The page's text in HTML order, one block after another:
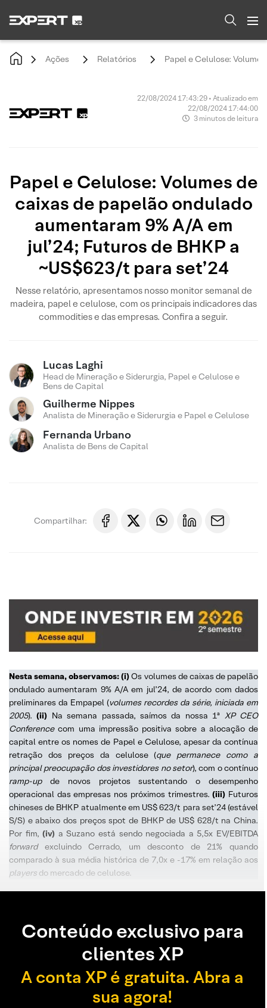
Ações Relatórios Papel e Celulose:
22/08/2024 17:43:29 • Atualizado em
22/08/2024 17:44:00
3 minutos de leitura
Papel e Celulose: Volumes de
caixas de papelão ondulado
aumentaram 9% A/A em
jul’24; Futuros de BHKP a
~US$623/t para set’24
Nesse relatório, apresentamos nosso monitor semanal de
madeira, papel e celulose, com os principais indicadores das
commodities e das empresas. Confira a seguir.
Lucas Laghi
Head de Mineração e Siderurgia, Papel e Celulose e
Bens de Capital
Guilherme Nippes
Analista de Mineração e Siderurgia e Papel e Celulose
Fernanda Urbano
Analista de Bens de Capital
Compartilhar:
Nesta semana, observamos: (i)Os volumes de caixas de papelão
ondulado aumentaram 9% A/A em jul’24, de acordo com dados
preliminares da Empapel (volumes recordes da série, iniciada em
2005).(ii) Na semana passada, saímos da nossa 1ª XP CEO
Conferencecom uma impressão positiva sobre a alocação de
capital entre os nomes de Papel e Celulose, apesar da contínua
retração dos preços da celulose (que permanece como a
principal preocupação dos investidores no setor), com o contínuo
ramp-upde novos projetos sustentando o desempenho
operacional das empresas nos próximos trimestres.(iii) Futuros
chineses de BHKP atualmente em US$ 623/t para set’24 (estável
S/S) e abaixo dos preços spot de BHKP de US$ 628/t na China.
Por fim,(iv) a Suzano está sendo negociada a 5,5x EV/EBITDA
forwardexcluindo Cerrado, um desconto de 21% quando
comparado à sua média histórica de 7,0x e -17% em relação aos
players do mercado de celulose.
Conteúdo exclusivo para
clientes XP
A conta XP é gratuita. Abra a
sua agora!